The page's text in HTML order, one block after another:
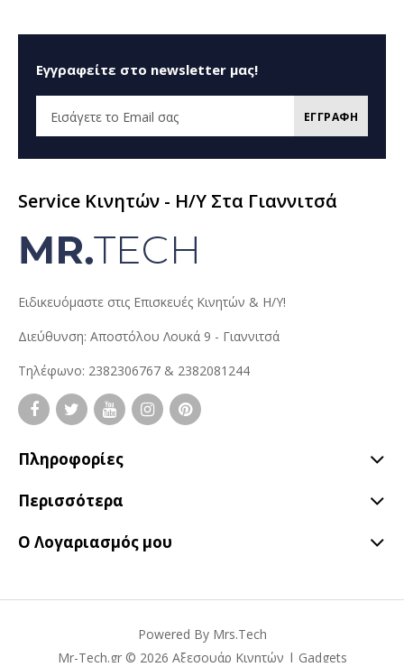
Εγγραφείτε στο newsletter μας!
ΕΓΓΡΑΦΗ
Service Κινητών - H/Y Στα Γιαννιτσά
Ειδικευόμαστε στις Επισκευές Κινητών & Η/Υ!
Διεύθυνση: Αποστόλου Λουκά 9 - Γιαννιτσά
Τηλέφωνο: 2382306767 & 2382081244
Πληροφορίες
Περισσότερα
Ο Λογαριασμός μου
Powered By Mrs.Tech
Mr-Tech.gr © 2026 Αξεσουάρ Κινητών | Gadgets